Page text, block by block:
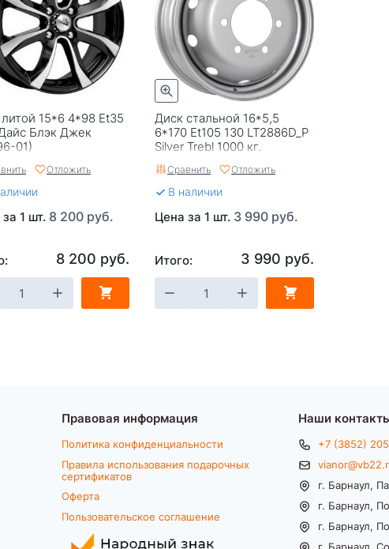
15*6 4*98 Et35
Блэк Джек
01)
Отложить
1 шт. 8 200 руб.
8 200 руб.
Диск стальной 16*5,5
6*170 Et105 130 LT2886D_P
Silver Trebl 1000 кг.
Сравнить Отложить
В наличии
Цена за 1 шт. 3 990 руб.
Итого: 3 990 руб.
Правовая информация
Политика конфиденциальности
Правила использования подарочных
сертификатов
Оферта
Пользовательское соглашение
Наши
+7 (3852)
г. Барнаул,
г. Барнаул,
г. Барнаул,
г. Барнаул,